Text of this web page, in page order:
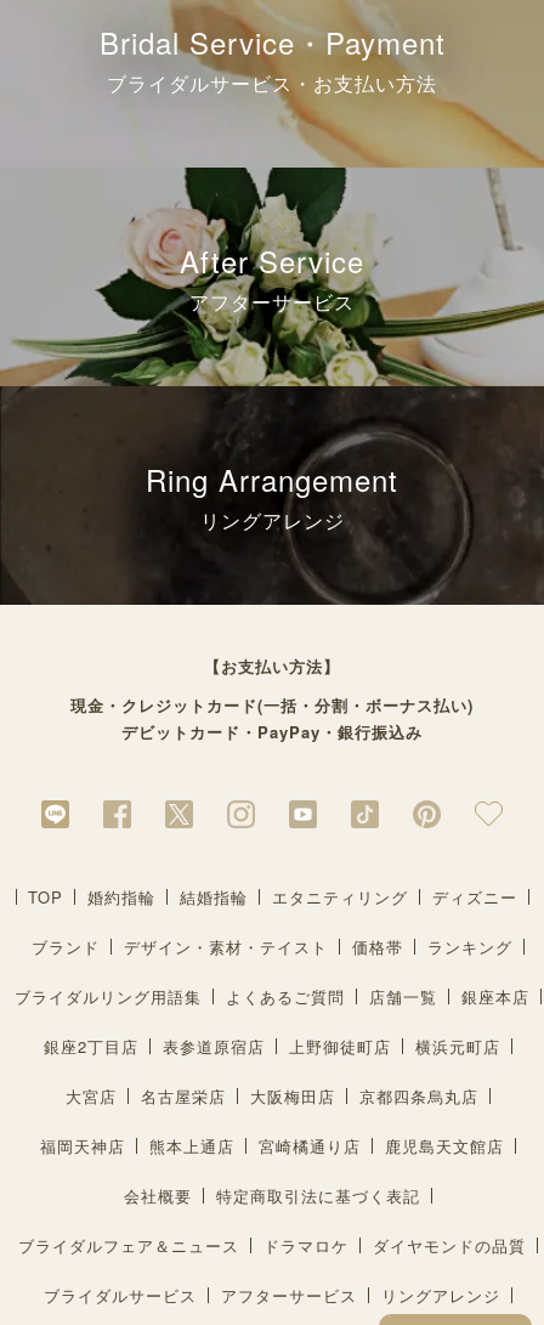
Bridal Service・Payment
ブライダルサービス・お支払い方法
After Service
アフターサービス
Ring Arrangement
リングアレンジ
【お支払い方法】
現金・クレジットカード(一括・分割・ボーナス払い)
デビットカード・PayPay・銀行振込み
TOP 婚約指輪 結婚指輪 エタニティリング ディズニー
ブランド デザイン・素材・テイスト 価格帯 ランキング
ブライダルリング用語集 よくあるご質問 店舗一覧 銀座本店
銀座2丁目店 表参道原宿店 上野御徒町店 横浜元町店
大宮店 名古屋栄店 大阪梅田店 京都四条烏丸店
福岡天神店 熊本上通店 宮崎橘通り店 鹿児島天文館店
会社概要 特定商取引法に基づく表記
ブライダルフェア＆ニュース ドラマロケ ダイヤモンドの品質
ブライダルサービス アフターサービス リングアレンジ